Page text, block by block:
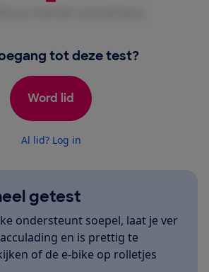
tot deze test?
Word lid
Al lid? Log in
getest
ondersteunt soepel, laat je ver
en is prettig te
of de e-bike op rolletjes